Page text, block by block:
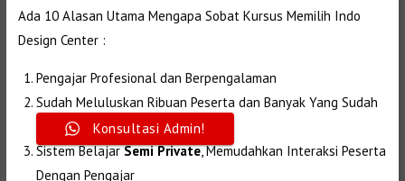
Ada 10 Alasan Utama Mengapa Sobat Kursus Memilih Indo
Design Center :
Pengajar Profesional dan Berpengalaman
Sudah Meluluskan Ribuan Peserta dan Banyak Yang Sudah
Berhasil
Sistem BelajarSemi Private,Memudahkan Interaksi Peserta
Dengan Pengajar
Konsultasi Admin!